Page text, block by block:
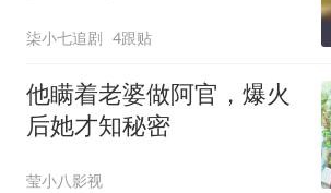
柒小七追剧 4跟贴
他瞒着老婆做阿官，爆火
后她才知秘密
莹小八影视